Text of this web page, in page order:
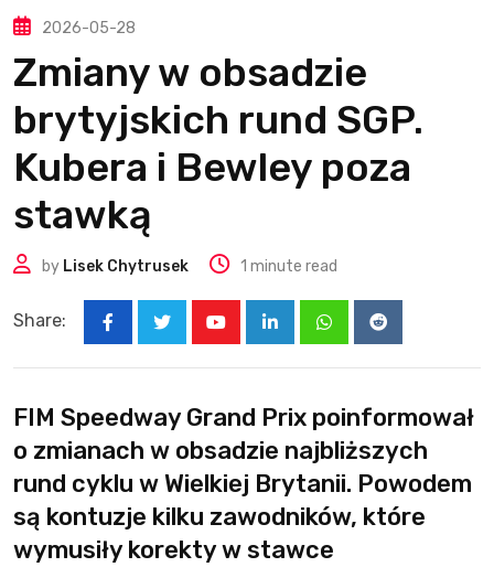
2026-05-28
Zmiany w obsadzie
brytyjskich rund SGP.
Kubera i Bewley poza
stawką
by Lisek Chytrusek 1 minute read
Share:
LinkedInWhatsappReddit
FIM Speedway Grand Prix poinformował
o zmianach w obsadzie najbliższych
rund cyklu w Wielkiej Brytanii. Powodem
są kontuzje kilku zawodników, które
wymusiły korekty w stawce